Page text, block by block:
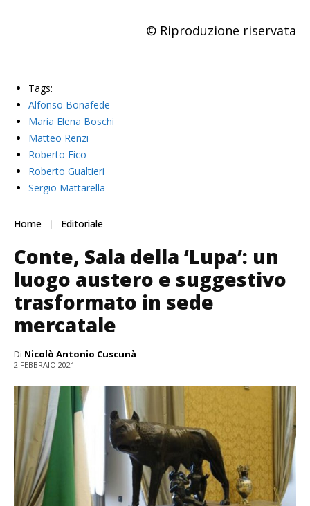
© Riproduzione riservata
Tags:
Alfonso Bonafede
Maria Elena Boschi
Matteo Renzi
Roberto Fico
Roberto Gualtieri
Sergio Mattarella
Home Editoriale
Conte, Sala della ‘Lupa’: un
luogo austero e suggestivo
trasformato in sede
mercatale
Di Nicolò Antonio Cuscunà
2 FEBBRAIO 2021